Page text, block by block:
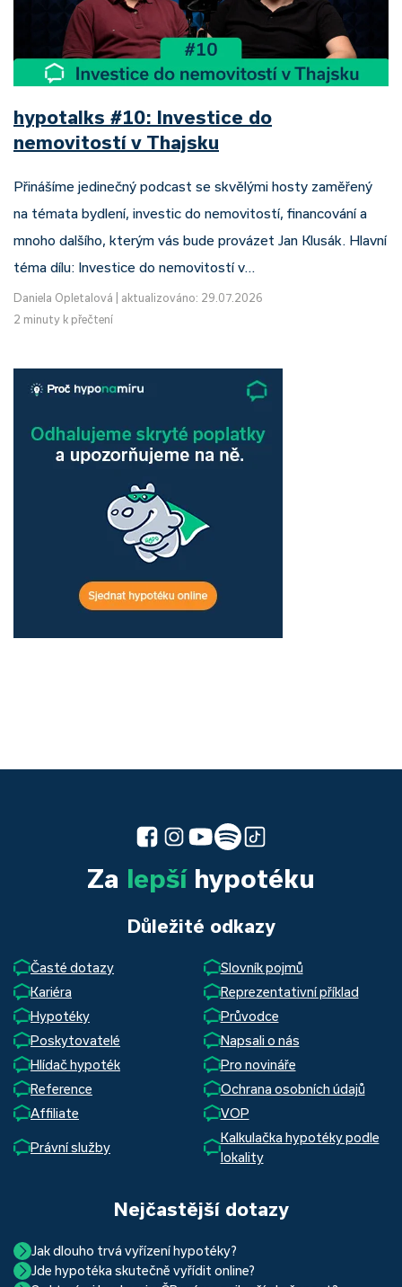
hypotalks #10: Investice do
nemovitostí v Thajsku
Přinášíme jedinečný podcast se skvělými hosty zaměřený
na témata bydlení, investic do nemovitostí, financování a
mnoho dalšího, kterým vás bude provázet Jan Klusák. Hlavní
téma dílu: Investice do nemovitostí v…
Daniela Opletalová
aktualizováno: 29.07.2026
2 minuty k přečtení
Za lepšíhypotéku
Důležité odkazy
Časté dotazy
Slovník pojmů
Kariéra
Reprezentativní příklad
Hypotéky
Průvodce
Poskytovatelé
Napsali o nás
Hlídač hypoték
Pro novináře
Reference
Ochrana osobních údajů
Affiliate
VOP
Právní služby
Kalkulačka hypotéky podle
lokality
Nejčastější dotazy
Jak dlouho trvá vyřízení hypotéky?
Hypotéka se dá zvládnout za měsíc i za tři. Nejčastěji její
Jde hypotéka skutečně vyřídit online?